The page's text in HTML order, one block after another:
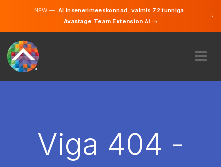
NEW —AI insenerimeeskonnad, valmis 72 tunniga.
Avastage Team Extension AI →
×
PALKAMAViga 404 -